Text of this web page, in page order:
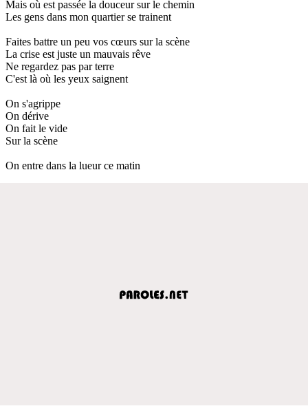
Mais où est passée la douceur sur le chemin
Les gens dans mon quartier se trainent
Faites battre un peu vos cœurs sur la scène
La crise est juste un mauvais rêve
Ne regardez pas par terre
C'est là où les yeux saignent
On s'agrippe
On dérive
On fait le vide
Sur la scène
On entre dans la lueur ce matin